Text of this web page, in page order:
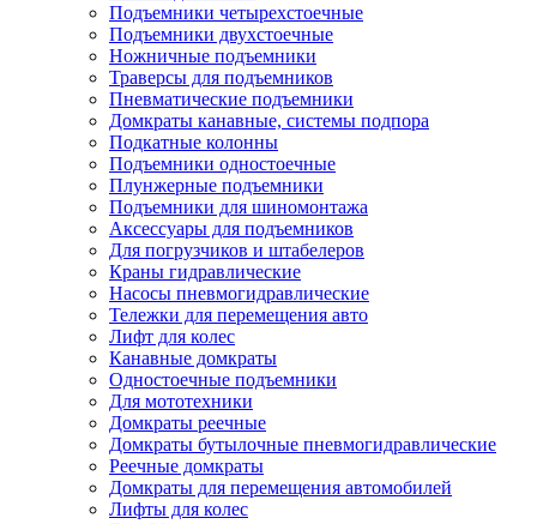
Подъемники четырехстоечные
Подъемники двухстоечные
Ножничные подъемники
Траверсы для подъемников
Пневматические подъемники
Домкраты канавные, системы подпора
Подкатные колонны
Подъемники одностоечные
Плунжерные подъемники
Подъемники для шиномонтажа
Аксессуары для подъемников
Для погрузчиков и штабелеров
Краны гидравлические
Насосы пневмогидравлические
Тележки для перемещения авто
Лифт для колес
Канавные домкраты
Одностоечные подъемники
Для мототехники
Домкраты реечные
Домкраты бутылочные пневмогидравлические
Реечные домкраты
Домкраты для перемещения автомобилей
Лифты для колес